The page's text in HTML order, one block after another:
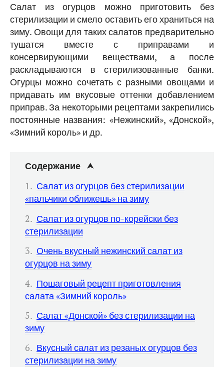
Салат из огурцов можно приготовить без
стерилизации и смело оставить его храниться на
зиму. Овощи для таких салатов предварительно
тушатся вместе с приправами и
консервирующими веществами, а после
раскладываются в стерилизованные банки.
Огурцы можно сочетать с разными овощами и
придавать им вкусовые оттенки добавлением
приправ. За некоторыми рецептами закрепились
постоянные названия: «Нежинский», «Донской»,
«Зимний король» и др.
Содержание
Салат из огурцов без стерилизации
«пальчики оближешь» на зиму
Салат из огурцов по-корейски без
стерилизации
Очень вкусный нежинский салат из
огурцов на зиму
Пошаговый рецепт приготовления
салата «Зимний король»
Салат «Донской» без стерилизации на
зиму
Вкусный салат из резаных огурцов без
стерилизации на зиму